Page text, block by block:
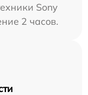
Sony
2 часов.